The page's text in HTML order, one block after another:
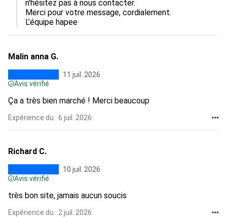
n'hésitez pas à nous contacter.
Merci pour votre message, cordialement.
L’équipe hapee
Malin anna G.
11 juil. 2026
Avis vérifié
Ça a très bien marché ! Merci beaucoup
Expérience du : 6 juil. 2026
Richard C.
10 juil. 2026
Avis vérifié
très bon site, jamais aucun soucis
Expérience du : 2 juil. 2026